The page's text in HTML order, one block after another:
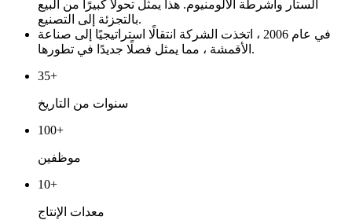
الستار وأشرطة الألومنيوم. هذا يمثل تحولًا كبيرًا من البيع
بالتجزئة إلى التصنيع.
في عام 2006 ، اتخذت الشركة انتقالًا استراتيجيًا إلى صناعة
الأقمشة ، مما يمثل فصلًا جديدًا في تطورها.
35+
سنوات من التاريخ
100+
موظفين
10+
معدات الإنتاج